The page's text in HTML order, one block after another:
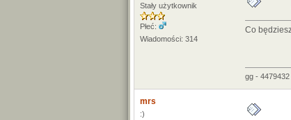
Stały użytkownik
Płeć:
Wiadomości: 314
Co
gg - 4479432
mrs
:)